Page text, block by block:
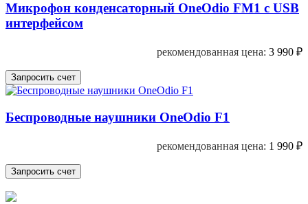
Микрофон конденсаторный OneOdio FM1 c USB
интерфейсом
рекомендованная цена: 3 990 ₽
Беспроводные наушники OneOdio F1
рекомендованная цена: 1 990 ₽